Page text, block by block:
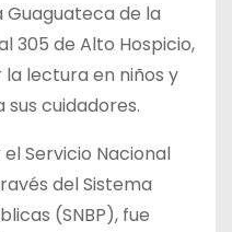
Guaguateca de la
305 de Alto Hospicio,
lectura en niños y
sus cuidadores.
Servicio Nacional
del Sistema
(SNBP), fue